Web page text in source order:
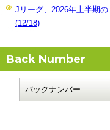
Jリーグ、2026年上半期
(12/18)
Back Number